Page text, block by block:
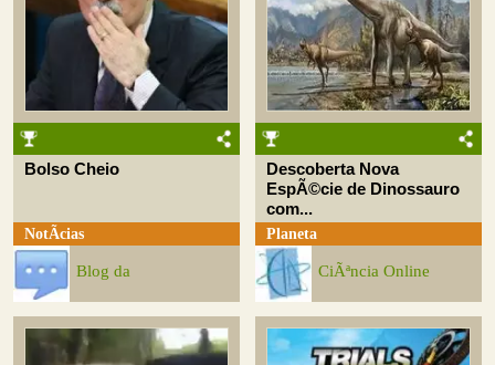
Bolso Cheio
NotÃ­cias
Blog da
Descoberta Nova
EspÃ©cie de Dinossauro
com...
Planeta
CiÃªncia Online